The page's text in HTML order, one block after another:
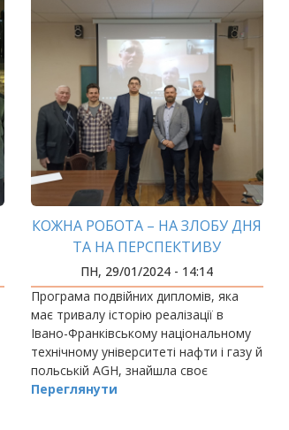
КОЖНА РОБОТА – НА ЗЛОБУ ДНЯ
ТА НА ПЕРСПЕКТИВУ
ПН, 29/01/2024 - 14:14
Програма подвійних дипломів, яка
має тривалу історію реалізації в
Івано-Франківському національному
технічному університеті нафти і газу й
польській AGH, знайшла своє
продовження і в цьогорічному захисті
Переглянути